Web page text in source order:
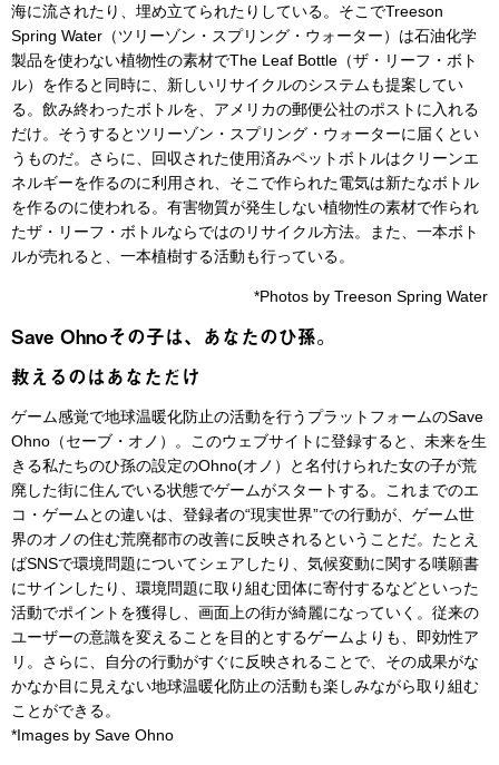
海に流されたり、埋め立てられたりしている。そこでTreeson
Spring Water（ツリーゾン・スプリング・ウォーター）は石油化学
製品を使わない植物性の素材でThe Leaf Bottle（ザ・リーフ・ボト
ル）を作ると同時に、新しいリサイクルのシステムも提案してい
る。飲み終わったボトルを、アメリカの郵便公社のポストに入れる
だけ。そうするとツリーゾン・スプリング・ウォーターに届くとい
うものだ。さらに、回収された使用済みペットボトルはクリーンエ
ネルギーを作るのに利用され、そこで作られた電気は新たなボトル
を作るのに使われる。有害物質が発生しない植物性の素材で作られ
たザ・リーフ・ボトルならではのリサイクル方法。また、一本ボト
ルが売れると、一本植樹する活動も行っている。
*Photos by Treeson Spring Water
Save Ohnoその子は、あなたのひ孫。
救えるのはあなただけ
ゲーム感覚で地球温暖化防止の活動を行うプラットフォームのSave
Ohno（セーブ・オノ）。このウェブサイトに登録すると、未来を生
きる私たちのひ孫の設定のOhno(オノ）と名付けられた女の子が荒
廃した街に住んでいる状態でゲームがスタートする。これまでのエ
コ・ゲームとの違いは、登録者の“現実世界”での行動が、ゲーム世
界のオノの住む荒廃都市の改善に反映されるということだ。たとえ
ばSNSで環境問題についてシェアしたり、気候変動に関する嘆願書
にサインしたり、環境問題に取り組む団体に寄付するなどといった
活動でポイントを獲得し、画面上の街が綺麗になっていく。従来の
ユーザーの意識を変えることを目的とするゲームよりも、即効性ア
リ。さらに、自分の行動がすぐに反映されることで、その成果がな
かなか目に見えない地球温暖化防止の活動も楽しみながら取り組む
ことができる。
*Images by Save Ohno